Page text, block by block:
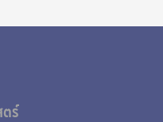
นิสิต
ตร์